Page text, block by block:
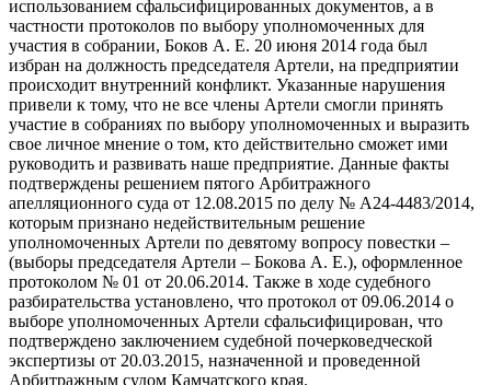
использованием сфальсифицированных документов, а в
частности протоколов по выбору уполномоченных для
участия в собрании, Боков А. Е. 20 июня 2014 года был
избран на должность председателя Артели, на предприятии
происходит внутренний конфликт. Указанные нарушения
привели к тому, что не все члены Артели смогли принять
участие в собраниях по выбору уполномоченных и выразить
свое личное мнение о том, кто действительно сможет ими
руководить и развивать наше предприятие. Данные факты
подтверждены решением пятого Арбитражного
апелляционного суда от 12.08.2015 по делу № А24-4483/2014,
которым признано недействительным решение
уполномоченных Артели по девятому вопросу повестки –
(выборы председателя Артели – Бокова А. Е.), оформленное
протоколом № 01 от 20.06.2014. Также в ходе судебного
разбирательства установлено, что протокол от 09.06.2014 о
выборе уполномоченных Артели сфальсифицирован, что
подтверждено заключением судебной почерковедческой
экспертизы от 20.03.2015, назначенной и проведенной
Арбитражным судом Камчатского края.